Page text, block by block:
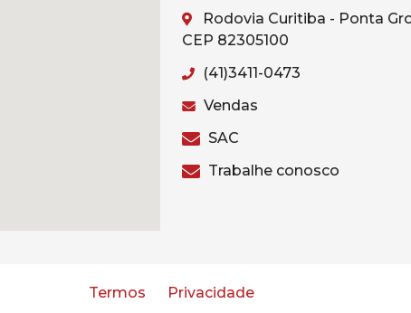
Rodovia Curitiba - Ponta
CEP 82305100
(41)3411-0473
Vendas
SAC
Trabalhe conosco
Termos Privacidade